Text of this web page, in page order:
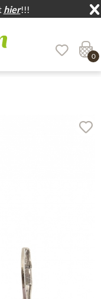
hier!!!
springen
0